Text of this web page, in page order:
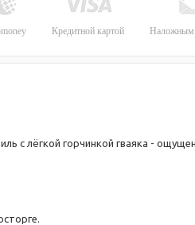
Кредитной картой Наложным
с лёгкой горчинкой гваяка -